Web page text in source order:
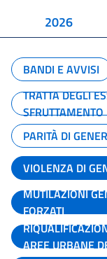
2026
BANDI E AVVISI
TRATTA DEGLI
SFRUTTAMENTO
PARITÀ DI
VIOLENZA DI
MUTILAZIONI
FORZATI
AREE URBANE